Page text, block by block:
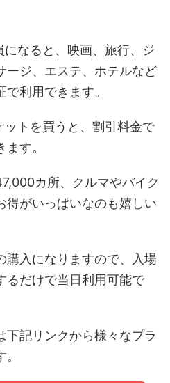
になると、映画、旅行、ジ
ージ、エステ、ホテルなど
利用できます。
ットを買うと、割引料金で
す。
カ所、クルマやバイク
得がいっぱいなのも嬉しい
購入になりますので、入場
るだけで当日利用可能で
下記リンクから様々なプラ